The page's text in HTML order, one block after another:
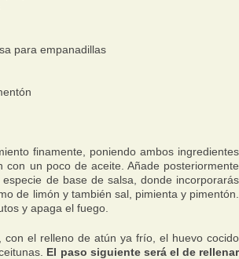
para empanadillas
finamente, poniendo ambos ingredientes
con un poco de aceite. Añade posteriormente
de base de salsa, donde incorporarás
de limón y también sal, pimienta y pimentón.
y apaga el fuego.
con el relleno de atún ya frío, el huevo cocido
El paso siguiente será el de rellenar